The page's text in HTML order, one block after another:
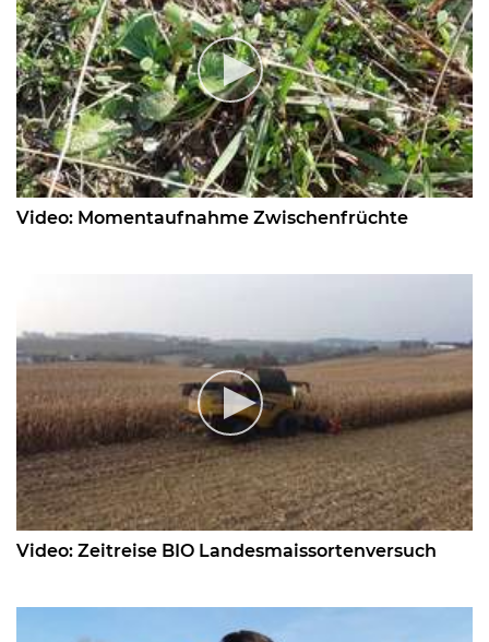
Video: Momentaufnahme Zwischenfrüchte
Video: Zeitreise BIO Landesmaissortenversuch